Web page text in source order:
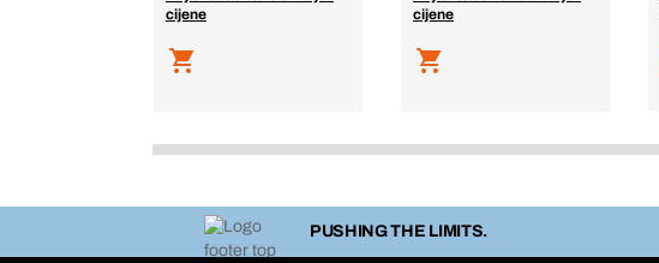
cijene
cijene
PUSHING THE LIMITS.